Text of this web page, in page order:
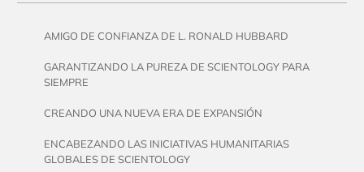
AMIGO DE CONFIANZA DE L. RONALD HUBBARD
GARANTIZANDO LA PUREZA DE SCIENTOLOGY PARA
SIEMPRE
CREANDO UNA NUEVA ERA DE EXPANSIÓN
ENCABEZANDO LAS INICIATIVAS HUMANITARIAS
GLOBALES DE SCIENTOLOGY